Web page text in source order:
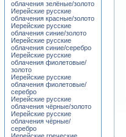
облачения зелёные/золото
Иерейские русские
облачения красные/золото
Иерейские русские
облачения синие/золото
Иерейские русские
облачения синие/серебро
Иерейские русские
облачения фиолетовые/
золото
Иерейские русские
облачения фиолетовые/
серебро
Иерейские русские
облачения чёрные/золото
Иерейские русские
облачения чёрные/
серебро